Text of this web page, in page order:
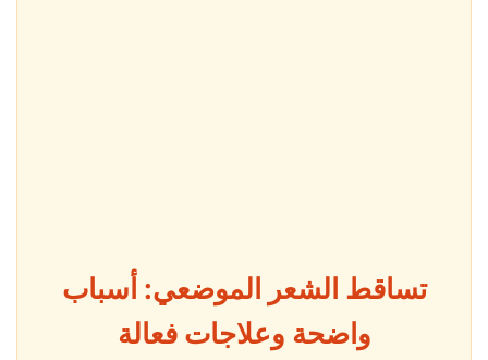
تساقط الشعر الموضعي: أسباب
واضحة وعلاجات فعالة